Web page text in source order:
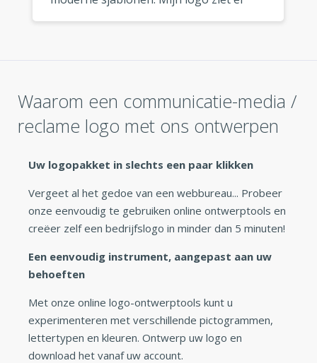
fantastisch uit, waar ik het ook gebruik.
Waarom een communicatie-media /
reclame logo met ons ontwerpen
Uw logopakket in slechts een paar klikken
Vergeet al het gedoe van een webbureau... Probeer
onze eenvoudig te gebruiken online ontwerptools en
creëer zelf een bedrijfslogo in minder dan 5 minuten!
Een eenvoudig instrument, aangepast aan uw
behoeften
Met onze online logo-ontwerptools kunt u
experimenteren met verschillende pictogrammen,
lettertypen en kleuren. Ontwerp uw logo en
download het vanaf uw account.